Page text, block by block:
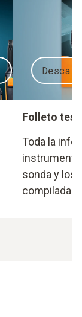
Folleto
Toda la
sonda y los
compilada